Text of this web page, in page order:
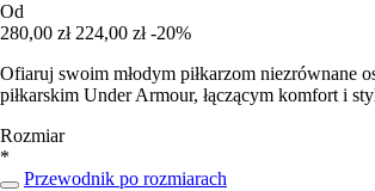
Od
280,00 zł 224,00 zł -20%
Ofiaruj swoim młodym piłkarzom niezrównane
piłkarskim Under Armour, łączącym komfort i
Rozmiar
*
Przewodnik po rozmiarach